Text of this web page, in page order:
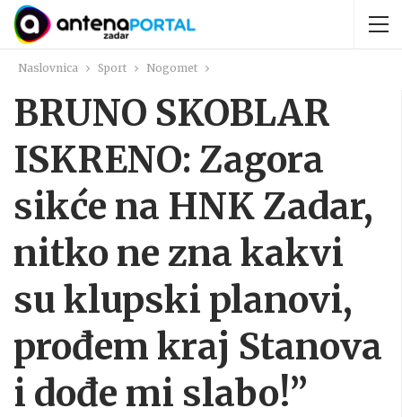
Naslovnica Sport Nogomet
BRUNO SKOBLAR
ISKRENO: Zagora
sikće na HNK Zadar,
nitko ne zna kakvi
su klupski planovi,
prođem kraj Stanova
i dođe mi slabo!”